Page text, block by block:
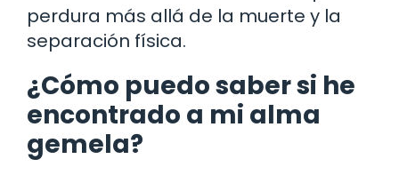
perdura más allá de la muerte y la
separación física.
¿Cómo puedo saber si he
encontrado a mi alma
gemela?